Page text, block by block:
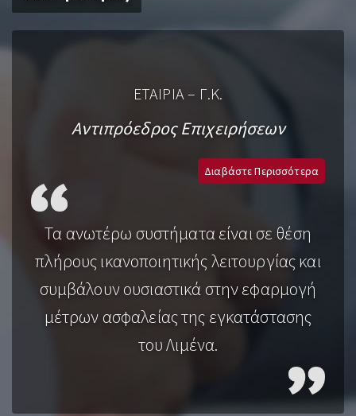
ΕΤΑΙΡΙΑ – Γ.Κ.
Αντιπρόεδρος Επιχειρήσεων
Διαβάστε Περισσότερα
Τα ανωτέρω συστήματα είναι σε θέση
πλήρους ικανοποιητικής λειτουργίας και
συμβάλουν ουσιαστικά στην εφαρμογή
μέτρων ασφαλείας της εγκατάστασης
του Λιμένα.